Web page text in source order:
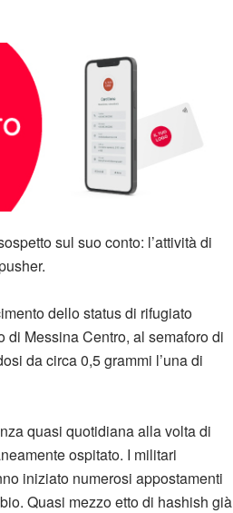
sul suo conto: l’attività di
dello status di rifugiato
Messina Centro, al semaforo di
da circa 0,5 grammi l’una di
quasi quotidiana alla volta di
ospitato. I militari
iniziato numerosi appostamenti
Quasi mezzo etto di hashish già